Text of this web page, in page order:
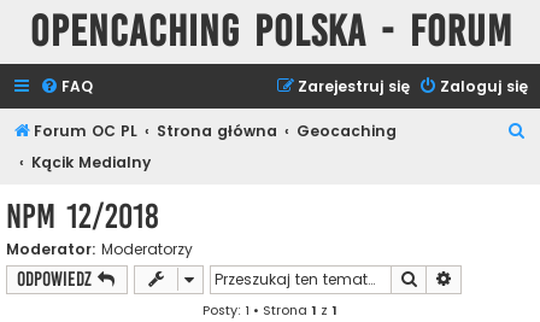
Opencaching Polska - Forum
FAQ Zaloguj się
Zarejestruj się
Forum OC PL Strona główna
Geocaching
Kącik Medialny
NPM 12/2018
Moderator: Moderatorzy
ODPOWIEDZ Szukaj
Posty: 1 • Strona 1 z 1